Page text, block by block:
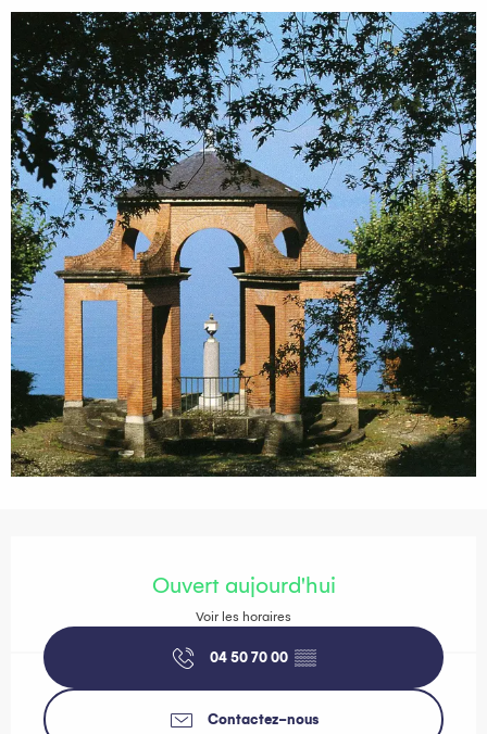
Ouvert aujourd'hui
Voir les horaires
04 50 70 00 ▒▒
Contactez-nous